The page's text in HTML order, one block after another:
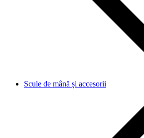
Scule de mână și accesorii